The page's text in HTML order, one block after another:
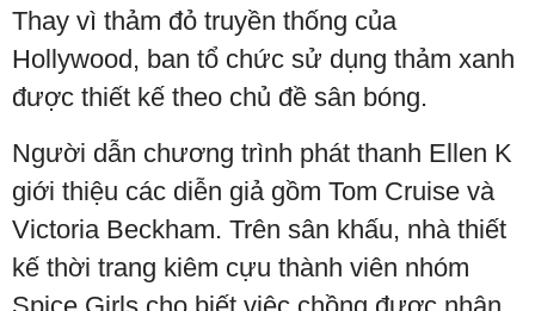
Thay vì thảm đỏ truyền thống của
Hollywood, ban tổ chức sử dụng thảm xanh
được thiết kế theo chủ đề sân bóng.
Người dẫn chương trình phát thanh Ellen K
giới thiệu các diễn giả gồm Tom Cruise và
Victoria Beckham. Trên sân khấu, nhà thiết
kế thời trang kiêm cựu thành viên nhóm